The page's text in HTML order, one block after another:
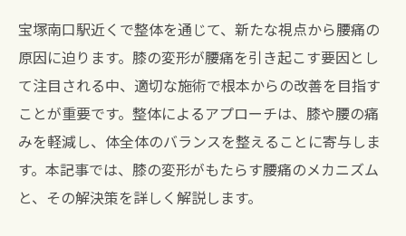
宝塚南口駅近くで整体を通じて、新たな視点から腰痛の
原因に迫ります。膝の変形が腰痛を引き起こす要因とし
て注目される中、適切な施術で根本からの改善を目指す
ことが重要です。整体によるアプローチは、膝や腰の痛
みを軽減し、体全体のバランスを整えることに寄与しま
す。本記事では、膝の変形がもたらす腰痛のメカニズム
と、その解決策を詳しく解説します。